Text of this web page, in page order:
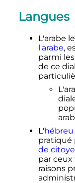
Langues
L'arabe
l'arabe,
parmi
de ce
L'hébreu
pratiqué
de
par
raisons